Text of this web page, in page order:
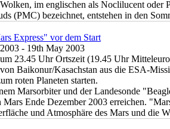
im englischen als Noclilucent oder
(PMC) bezeichnet, entstehen in den
Express" vor dem Start
- 19th May 2003
23.45 Uhr Ortszeit (19.45 Uhr
Baikonur/Kasachstan aus die ESA-
roten Planeten starten.
Marsorbiter und der Landesonde
Mars Ende Dezember 2003 erreichen.
und Atmosphäre des Mars und die